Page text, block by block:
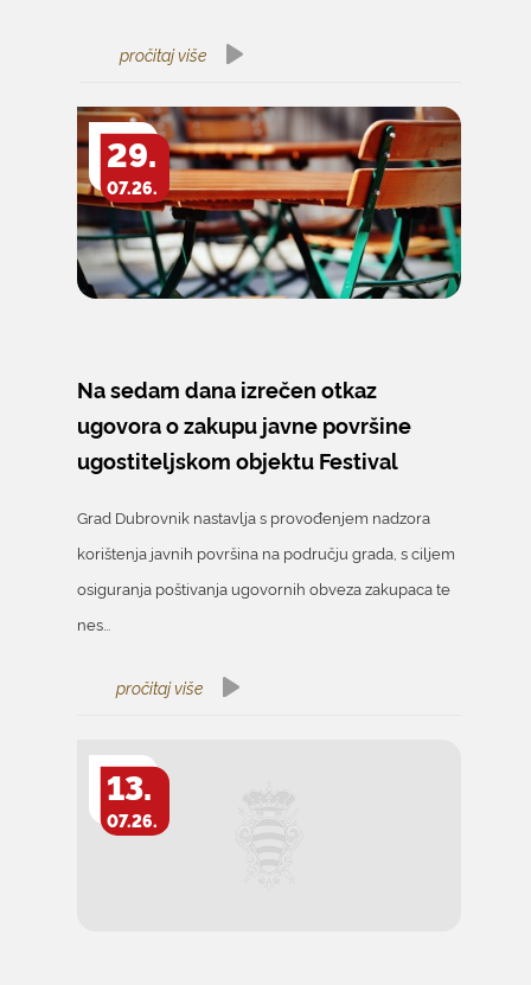
pročitaj više
29.
07.26.
Na sedam dana izrečen otkaz
ugovora o zakupu javne površine
ugostiteljskom objektu Festival
Grad Dubrovnik nastavlja s provođenjem nadzora
korištenja javnih površina na području grada, s ciljem
osiguranja poštivanja ugovornih obveza zakupaca te
nes...
pročitaj više
13.
07.26.